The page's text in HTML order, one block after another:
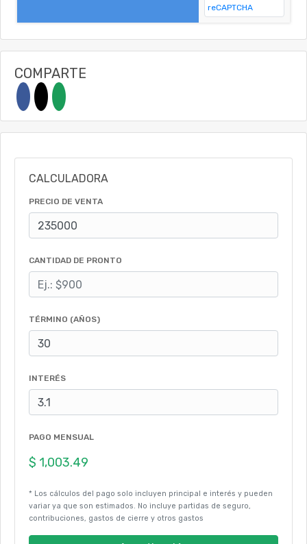
COMPARTE
CALCULADORA
PRECIO DE VENTA
CANTIDAD DE PRONTO
TÉRMINO (AÑOS)
INTERÉS
PAGO MENSUAL
* Los cálculos del pago solo incluyen principal e interés y pueden
variar ya que son estimados. No incluye partidas de seguro,
contribuciones, gastos de cierre y otros gastos